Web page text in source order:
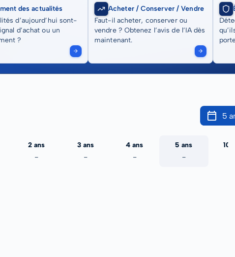
des actualités
d’aujourd’hui sont-
d’achat ou un
?
Acheter / Conserver / Vendre
Faut-il acheter, conserver ou
vendre ? Obtenez l’avis de l’IA dès
maintenant.
5
2 ans
-
3 ans
-
4 ans
-
5 ans
-
10